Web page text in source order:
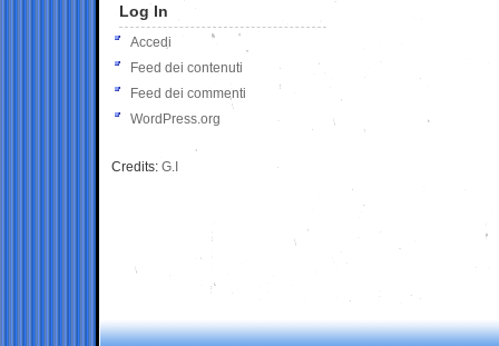
Log In
Accedi
Feed dei contenuti
Feed dei commenti
WordPress.org
Credits: G.I